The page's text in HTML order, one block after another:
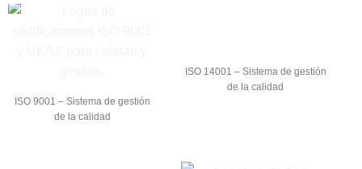
ISO 9001 – Sistema de gestión
de la calidad
ISO 14001 – Sistema de gestión
de la calidad